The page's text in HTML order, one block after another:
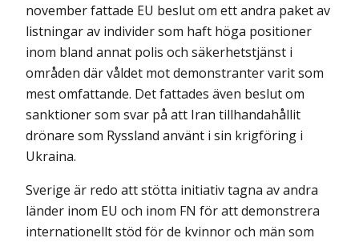
november fattade EU beslut om ett andra paket av
listningar av individer som haft höga positioner
inom bland annat polis och säkerhetstjänst i
områden där våldet mot demonstranter varit som
mest omfattande. Det fattades även beslut om
sanktioner som svar på att Iran tillhandahållit
drönare som Ryssland använt i sin krigföring i
Ukraina.
Sverige är redo att stötta initiativ tagna av andra
länder inom EU och inom FN för att demonstrera
internationellt stöd för de kvinnor och män som